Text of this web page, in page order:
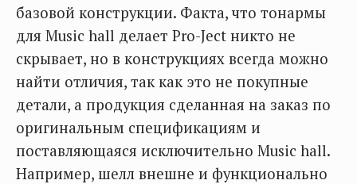
базовой конструкции. Факта, что тонармы
для Music hall делает Pro-Ject никто не
скрывает, но в конструкциях всегда можно
найти отличия, так как это не покупные
детали, а продукция сделанная на заказ по
оригинальным спецификациям и
поставляющаяся исключительно Music hall.
Например, шелл внешне и функционально